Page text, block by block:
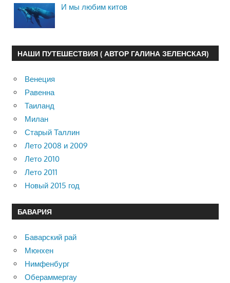
И мы любим китов
НАШИ ПУТЕШЕСТВИЯ ( АВТОР ГАЛИНА ЗЕЛЕНСКАЯ)
Венеция
Равенна
Таиланд
Милан
Старый Таллин
Лето 2008 и 2009
Лето 2010
Лето 2011
Новый 2015 год
БАВАРИЯ
Баварский рай
Мюнхен
Нимфенбург
Обераммергау